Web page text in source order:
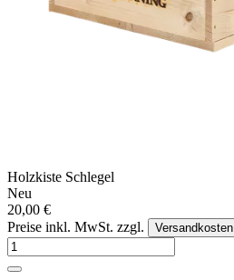
Holzkiste Schlegel
Neu
20,00 €
Preise inkl. MwSt. zzgl.
Versandkosten